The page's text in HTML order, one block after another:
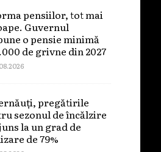
pensiilor, tot mai
Guvernul
o pensie minimă
de grivne din 2027
pregătirile
sezonul de încălzire
la un grad de
de 79%